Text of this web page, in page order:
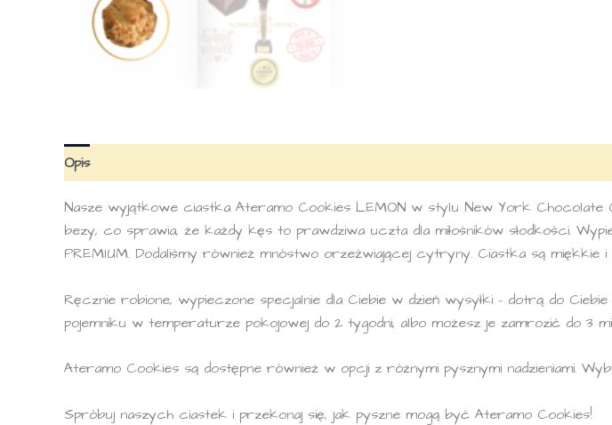
Opis
Nasze wyjątkowe ciastka Ateramo Cookies LEMON w stylu New York Chocolate
bezy, co sprawia, że każdy kęs to prawdziwa uczta dla miłośników słodkości.
PREMIUM. Dodaliśmy również mnóstwo orzeźwiającej cytryny. Ciastka są miękkie
Ręcznie robione, wypieczone specjalnie dla Ciebie w dzień wysyłki – dotrą do
pojemniku w temperaturze pokojowej do 2 tygodni, albo możesz je zamrozić do 3
Ateramo Cookies są dostępne również w opcji z różnymi pysznymi nadzieniami.
Spróbuj naszych ciastek i przekonaj się, jak pyszne mogą być Ateramo Cookies!